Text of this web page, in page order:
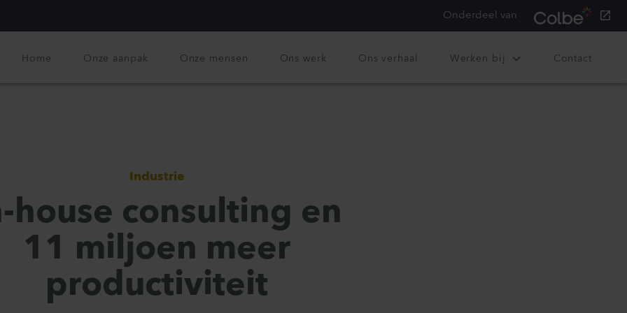
Onderdeel van
Home Onze aanpak Onze mensen Ons werk Ons verhaal Werken bij Contact
Industrie
house consulting en
11 miljoen meer
productiviteit